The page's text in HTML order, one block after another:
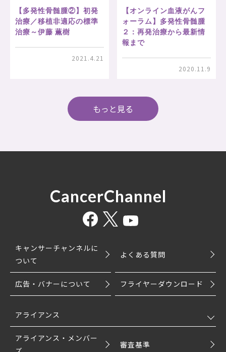
【多発性骨髄腫②】初発
治療／移植非適応の標準
治療～伊藤 薫樹
2021.4.21
【オンライン血液がんフ
ォーラム】多発性骨髄腫
２：再発治療から最新情
報まで
2020.11.9
もっと見る
CancerChannel
キャンサーチャンネルに
ついて
よくある質問
広告・バナーについて フライヤーダウンロード
アライアンス
アライアンス・メンバー
審査基準